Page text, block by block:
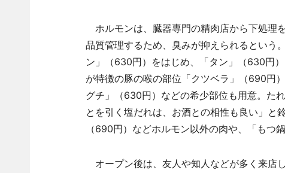
ホルモンは、臓器専門の精肉店から下処理
品質管理するため、臭みが抑えられるという
ン」（630円）をはじめ、「タン」（630円
が特徴の豚の喉の部位「クツベラ」（690円
グチ」（630円）などの希少部位も用意。た
とを引く塩だれは、お酒との相性も良い」と
（690円）などホルモン以外の肉や、「もつ
オープン後は、友人や知人などが多く来店